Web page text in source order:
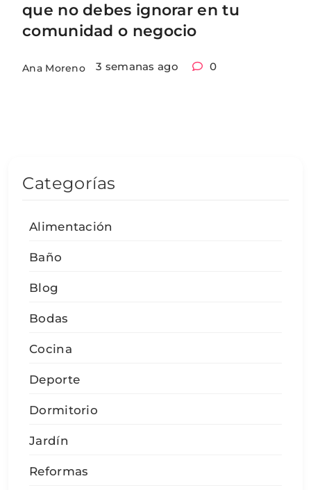
que no debes ignorar en tu
comunidad o negocio
Ana Moreno 3 semanas ago 0
Categorías
Alimentación
Baño
Blog
Bodas
Cocina
Deporte
Dormitorio
Jardín
Reformas